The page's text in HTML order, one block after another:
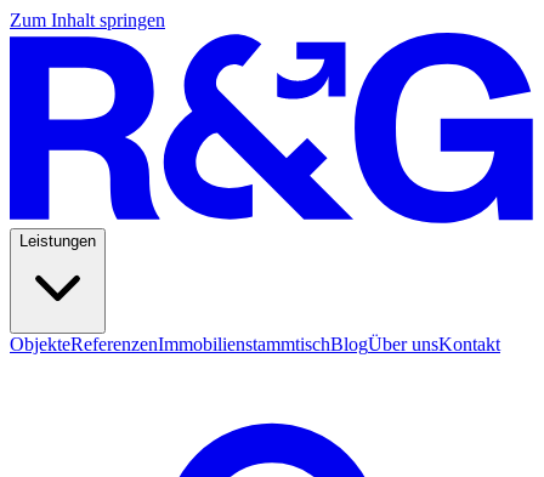
Zum Inhalt springen
Leistungen
ObjekteReferenzenImmobilienstammtischBlogÜber unsKontakt